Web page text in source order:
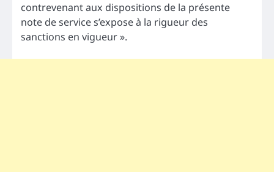
contrevenant aux dispositions de la présente
note de service s’expose à la rigueur des
sanctions en vigueur ».